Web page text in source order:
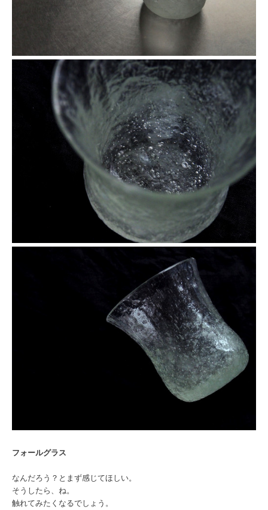
フォールグラス
なんだろう？ とまず感じてほしい。
そうしたら、ね。
触れてみたくなるでしょう。